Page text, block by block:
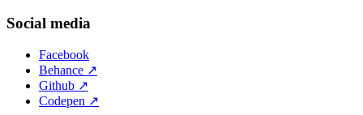
Social media
Facebook
Behance ↗
Github ↗
Codepen ↗